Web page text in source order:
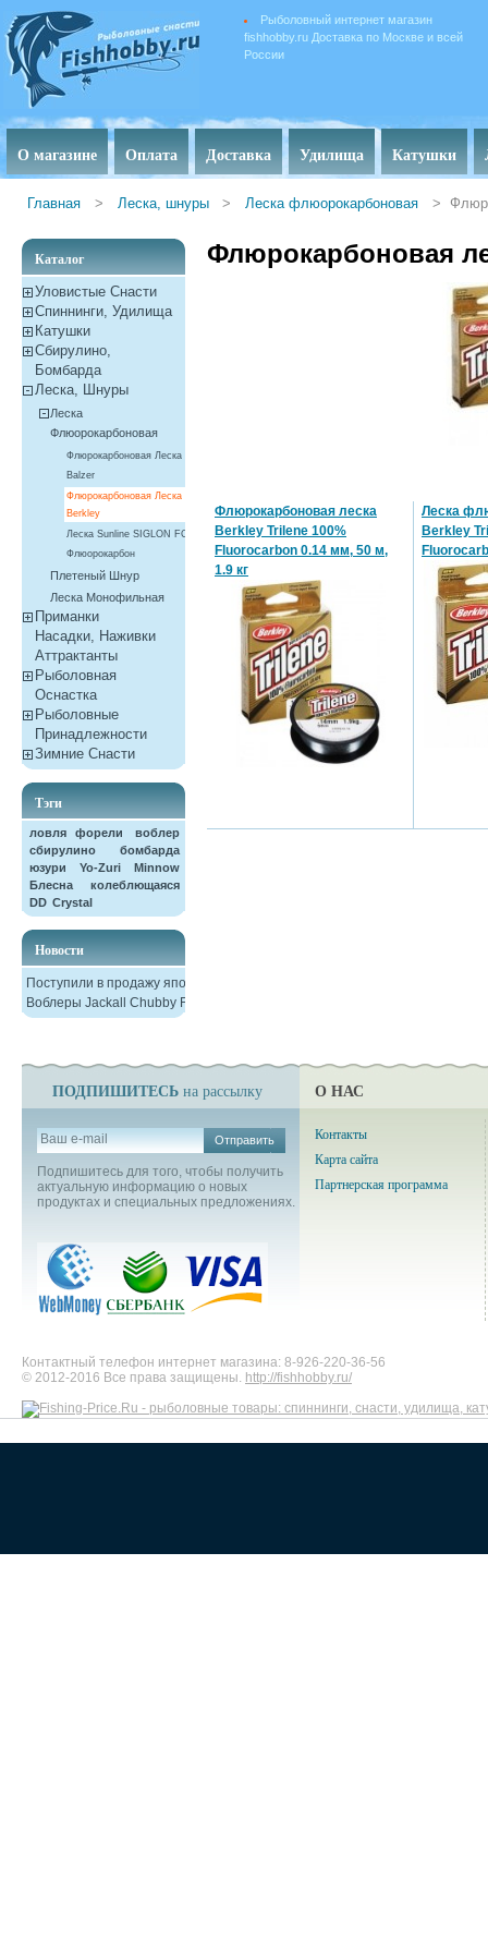
Рыболовный интернет магазин
fishhobby.ru Доставка по Москве и всей
России
О магазине Оплата Доставка Удилища Катушки
Главная > Леска, шнуры > Леска флюорокарбоновая >
Каталог
Уловистые Снасти
Спиннинги, Удилища
Катушки
Сбирулино,
Бомбарда
Леска, Шнуры
Леска
Флюорокарбоновая
Флюрокарбоновая Леска
Balzer
Флюрокарбоновая Леска
Berkley
Леска Sunline SIGLON FC
Флюорокарбон
Плетеный Шнур
Леска Монофильная
Приманки
Насадки, Наживки
Aттрактанты
Рыболовная
Оснастка
Рыболовные
Принадлежности
Зимние Снасти
Тэги
ловля форели
воблер
сбирулино
бомбарда
юзури
Yo-Zuri
Minnow
Блесна колеблющаяся
DD Crystal
Новости
Поступили в продажу японские
Воблеры Jackall Chubby F38
Флюрокарбоновая
Флюрокарбоновая леска
Berkley Trilene 100%
Fluorocarbon 0.14 мм, 50 м,
1.9 кг
Леска
Berkley
ПОДПИШИТЕСЬ на рассылку
Отправить
Подпишитесь для того, чтобы получить
актуальную информацию о новых
продуктах и специальных предложениях.
О НАС
Контакты
Карта сайта
Партнерская программа
Контактный телефон интернет магазина: 8-926-220-36-56
© 2012-2016 Все права защищены. http://fishhobby.ru/